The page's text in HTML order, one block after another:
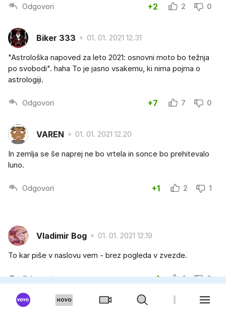
Odgovori +2 2 0
Biker 333 01. 01. 2021 12.31
"Astrološka napoved za leto 2021: osnovni moto bo težnja
po svobodi". haha To je jasno vsakemu, ki nima pojma o
astrologiji.
Odgovori +7 7 0
VAREN 01. 01. 2021 12.20
In zemlja se še naprej ne bo vrtela in sonce bo prehitevalo
luno.
Odgovori +1 2 1
Vladimir Bog 01. 01. 2021 12.19
To kar piše v naslovu vem - brez pogleda v zvezde.
Odgovori +1 1 0